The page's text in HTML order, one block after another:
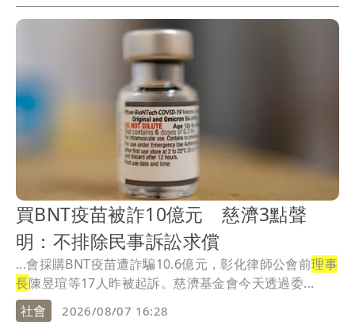
買BNT疫苗被詐10億元 慈濟3點聲
明：不排除民事訴訟求償
...會採購BNT疫苗遭詐騙10.6億元，彰化律師公會前理事
長陳昱瑄等17人昨被起訴。慈濟基金會今天透過委...
社會
2026/08/07 16:28